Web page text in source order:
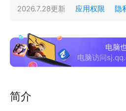
2026.7.28更新 应用权限 隐
电脑
电脑访问
简介